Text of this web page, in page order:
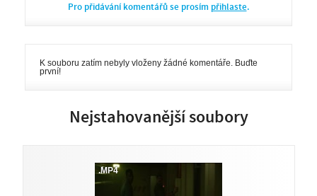
Pro přidávání komentářů se prosím přihlaste.
K souboru zatím nebyly vloženy žádné komentáře. Buďte
první!
Nejstahovanější soubory
.MP4